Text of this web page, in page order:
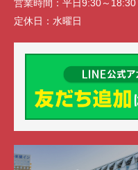
営業時間： 平日9:30～
定休日： 水曜日